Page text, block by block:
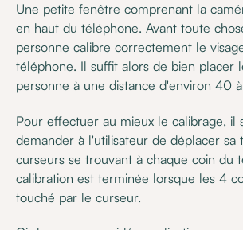
Une petite fenêtre comprenant la
en haut du téléphone. Avant toute
personne calibre correctement le
téléphone. Il suffit alors de bien placer
personne à une distance d'environ 40
Pour effectuer au mieux le calibrage, il
demander à l'utilisateur de déplacer sa
curseurs se trouvant à chaque coin du
calibration est terminée lorsque les 4
touché par le curseur.